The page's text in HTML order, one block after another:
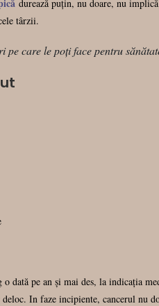
durează puțin, nu doare, nu
târzii.
care le poți face pentru
dată pe an și mai des, la indicația
In faze incipiente, cancerul nu